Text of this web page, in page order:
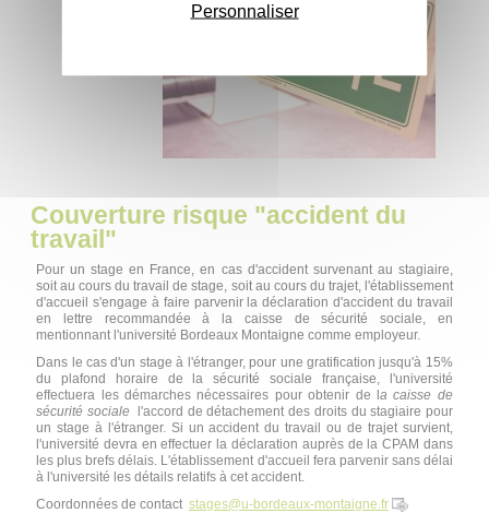
Couverture risque "accident du
travail"
Pour un stage en France, en cas d'accident survenant au stagiaire,
soit au cours du travail de stage, soit au cours du trajet, l'établissement
d'accueil s'engage à faire parvenir la déclaration d'accident du travail
en lettre recommandée à la caisse de sécurité sociale, en
mentionnant l'université Bordeaux Montaigne comme employeur.
Dans le cas d'un stage à l'étranger, pour une gratification jusqu'à 15%
du plafond horaire de la sécurité sociale française, l'université
effectuera les démarches nécessaires pour obtenir de la caisse de
sécurité socialel'accord de détachement des droits du stagiaire pour
un stage à l'étranger. Si un accident du travail ou de trajet survient,
l'université devra en effectuer la déclaration auprès de la CPAM dans
les plus brefs délais. L'établissement d'accueil fera parvenir sans délai
à l'université les détails relatifs à cet accident.
Coordonnées de contactstages@u-bordeaux-montaigne.fr
Personnaliser